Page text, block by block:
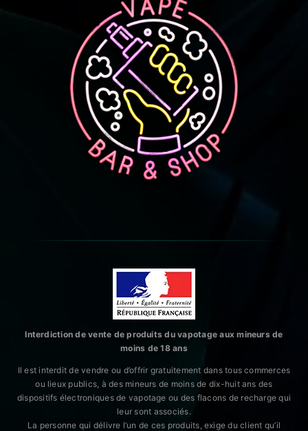
Interdiction de vente de produits du vapotage aux mineurs de
moins de 18 ans
Il est interdit de vendre ou d’offrir gratuitement dans tous commerces
ou lieux publics, à des mineurs de moins de dix-huit ans des
dispositifs électroniques de vapotage ou des flacons de recharge qui
leur sont associés.
La personne qui délivre l’un de ces produits, exige du client qu’il